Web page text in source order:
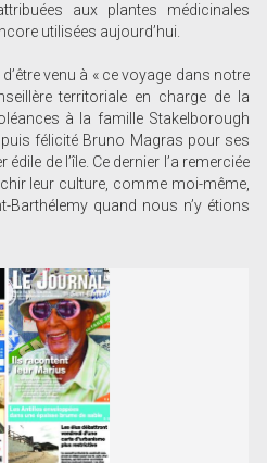
aux plantes médicinales
utilisées aujourd’hui.
venu à « ce voyage dans notre
territoriale en charge de la
à la famille Stakelborough
félicité Bruno Magras pour ses
de l’île. Ce dernier l’a remerciée
leur culture, comme moi-même,
Barthélemy quand nous n’y étions